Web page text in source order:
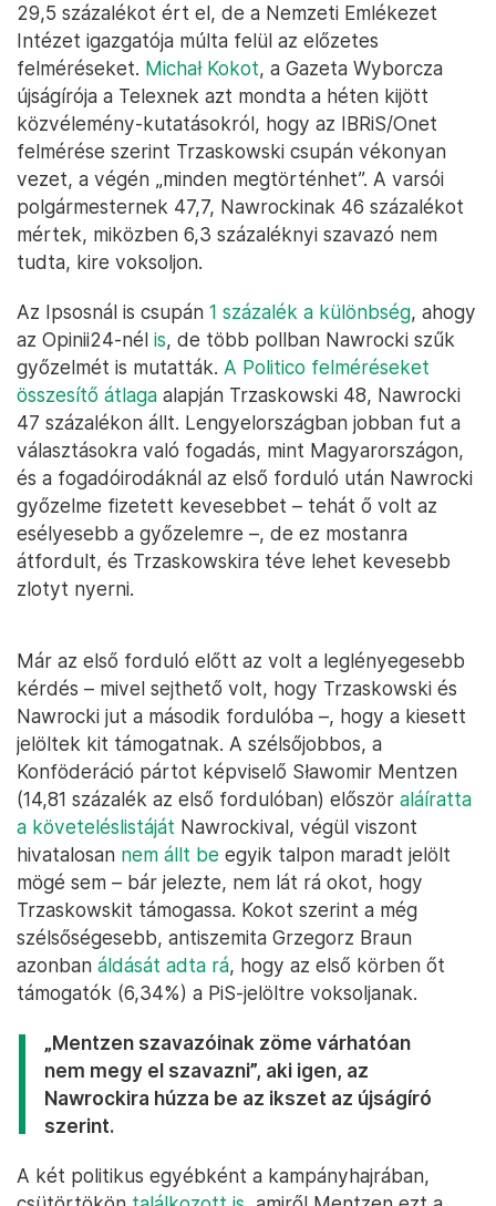
29,5 százalékot ért el, de a Nemzeti Emlékezet
Intézet igazgatója múlta felül az előzetes
felméréseket. Michał Kokot, a Gazeta Wyborcza
újságírója a Telexnek azt mondta a héten kijött
közvélemény-kutatásokról, hogy az IBRiS/Onet
felmérése szerint Trzaskowski csupán vékonyan
vezet, a végén „minden megtörténhet”. A varsói
polgármesternek 47,7, Nawrockinak 46 százalékot
mértek, miközben 6,3 százaléknyi szavazó nem
tudta, kire voksoljon.
Az Ipsosnál is csupán 1 százalék a különbség, ahogy
az Opinii24-nél is, de több pollban Nawrocki szűk
győzelmét is mutatták. A Politico felméréseket
összesítő átlaga alapján Trzaskowski 48, Nawrocki
47 százalékon állt. Lengyelországban jobban fut a
választásokra való fogadás, mint Magyarországon,
és a fogadóirodáknál az első forduló után Nawrocki
győzelme fizetett kevesebbet – tehát ő volt az
esélyesebb a győzelemre –, de ez mostanra
átfordult, és Trzaskowskira téve lehet kevesebb
zlotyt nyerni.
Már az első forduló előtt az volt a leglényegesebb
kérdés – mivel sejthető volt, hogy Trzaskowski és
Nawrocki jut a második fordulóba –, hogy a kiesett
jelöltek kit támogatnak. A szélsőjobbos, a
Konföderáció pártot képviselő Sławomir Mentzen
(14,81 százalék az első fordulóban) először aláíratta
a követeléslistáját Nawrockival, végül viszont
hivatalosan nem állt be egyik talpon maradt jelölt
mögé sem – bár jelezte, nem lát rá okot, hogy
Trzaskowskit támogassa. Kokot szerint a még
szélsőségesebb, antiszemita Grzegorz Braun
azonban áldását adta rá, hogy az első körben őt
támogatók (6,34%) a PiS-jelöltre voksoljanak.
„Mentzen szavazóinak zöme várhatóan
nem megy el szavazni”, aki igen, az
Nawrockira húzza be az ikszet az újságíró
szerint.
A két politikus egyébként a kampányhajrában,